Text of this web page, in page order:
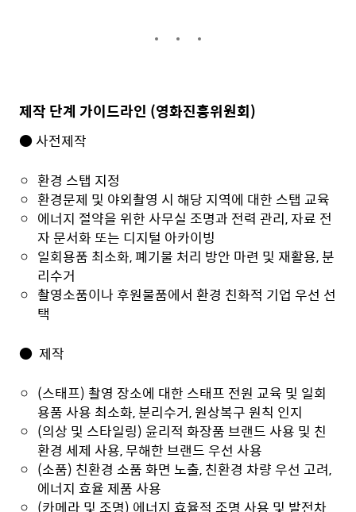
제작 단계 가이드라인 (영화진흥위원회)
● 사전제작
환경 스탭 지정
환경문제 및 야외촬영 시 해당 지역에 대한 스탭 교육
에너지 절약을 위한 사무실 조명과 전력 관리, 자료 전
자 문서화 또는 디지털 아카이빙
일회용품 최소화, 폐기물 처리 방안 마련 및 재활용, 분
리수거
촬영소품이나 후원물품에서 환경 친화적 기업 우선 선
택
● 제작
(스태프) 촬영 장소에 대한 스태프 전원 교육 및 일회
용품 사용 최소화, 분리수거, 원상복구 원칙 인지
(의상 및 스타일링) 윤리적 화장품 브랜드 사용 및 친
환경 세제 사용, 무해한 브랜드 우선 사용
(소품) 친환경 소품 화면 노출, 친환경 차량 우선 고려,
에너지 효율 제품 사용
(카메라 및 조명) 에너지 효율적 조명 사용 및 발전차